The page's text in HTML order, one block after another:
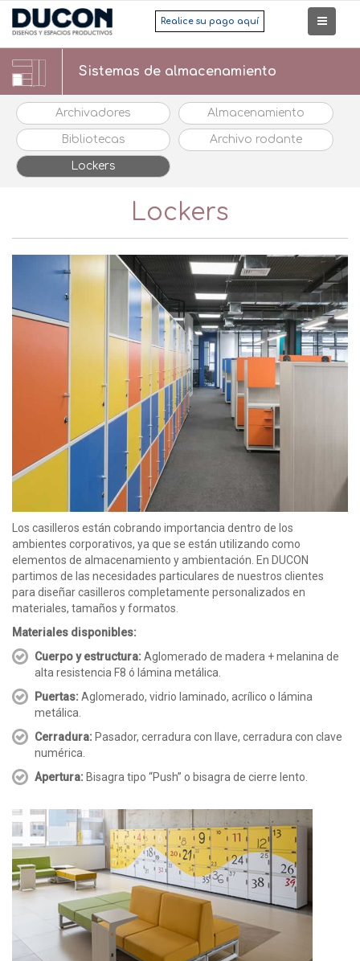
Realice su pago aquí
Sistemas de almacenamiento
Archivadores Almacenamiento
Bibliotecas Archivo rodante
Lockers
Lockers
Los casilleros están cobrando importancia dentro de los
ambientes corporativos, ya que se están utilizando como
elementos de almacenamiento y ambientación. En DUCON
partimos de las necesidades particulares de nuestros clientes
para diseñar casilleros completamente personalizados en
materiales, tamaños y formatos.
Materiales disponibles:
Cuerpo y estructura: Aglomerado de madera + melanina de
alta resistencia F8 ó lámina metálica.
Puertas: Aglomerado, vidrio laminado, acrílico o lámina
metálica.
Cerradura: Pasador, cerradura con llave, cerradura con clave
numérica.
Apertura: Bisagra tipo “Push” o bisagra de cierre lento.